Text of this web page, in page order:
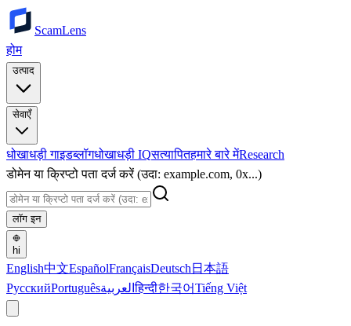
ScamLens
होम
उत्पाद
सेवाएँ
धोखाधड़ी गाइडब्लॉगधोखाधड़ी IQसत्यापितहमारे बारे मेंResearch
डोमेन या क्रिप्टो पता दर्ज करें (उदा: example.com, 0x...)
लॉग इन
hi
English中文EspañolFrançaisDeutsch 日本語
РусскийPortuguêsالعربيةहिन्दी한국어Tiếng Việt